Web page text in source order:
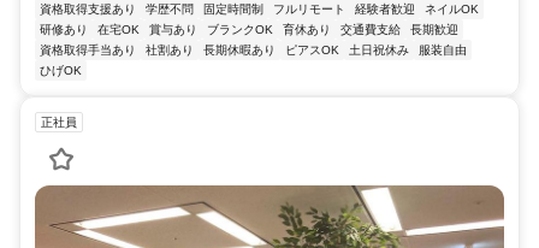
資格取得支援あり 学歴不問 固定時間制 フルリモート 経験者歓迎
ネイルOK
研修あり
在宅OK 賞与あり ブランクOK 育休あり 交通費支給
長期歓迎
資格取得手当あり
社割あり 長期休暇あり ピアスOK 土日祝休み
服装自由
ひげOK
正社員